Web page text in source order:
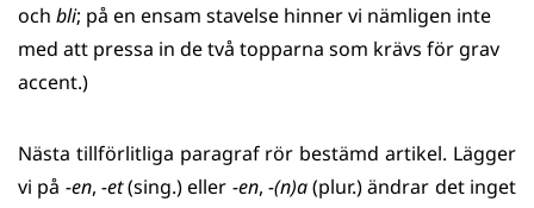
och bli; på en ensam stavelse hinner vi nämligen inte
med att pressa in de två topparna som krävs för grav
accent.)
Nästa tillförlitliga paragraf rör bestämd artikel. Lägger
vi på -en, -et(sing.) eller -en, -(n)a(plur.) ändrar det inget